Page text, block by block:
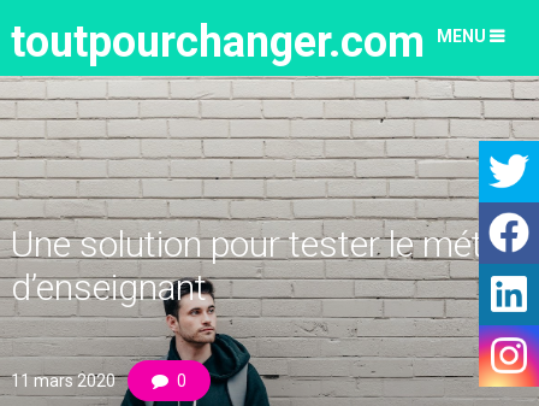
toutpourchanger.com MENU
Une solution pour tester le métier
d’enseignant
11 mars 2020 0